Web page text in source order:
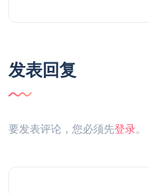
发表回复
要发表评论，您必须先登录。